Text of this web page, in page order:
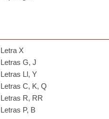
Letra X
Letras G, J
Letras Ll, Y
Letras C, K, Q
Letras R, RR
Letras P, B